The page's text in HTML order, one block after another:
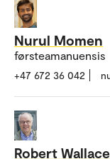
Nurul Momen
førsteamanuensis
+47 672 36 042
Robert